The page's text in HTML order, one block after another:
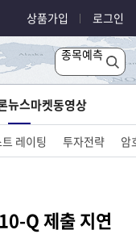
상품가입 로그인
종목예측
뉴스마켓동영상
레이팅 투자전략 암
Q 제출 지연